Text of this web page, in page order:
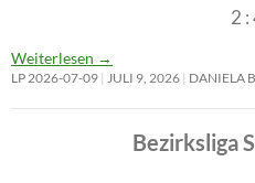
2 :
Weiterlesen →
LP 2026-07-09 JULI 9, 2026 DANIELA
Bezirksliga